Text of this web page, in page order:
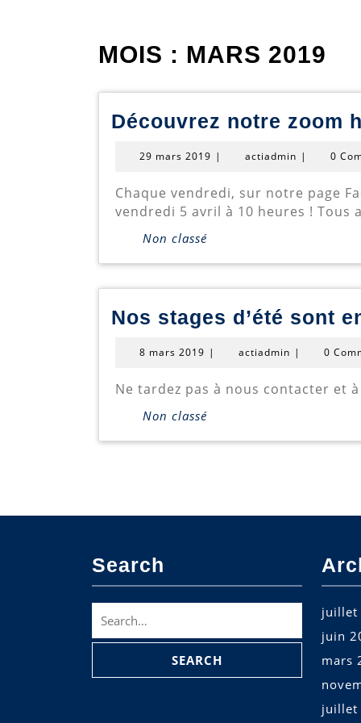
MOIS : MARS 2019
Découvrez notre zoom
29 mars 2019 29
2019
| actiadmin actiadmin
| 0
Chaque vendredi, sur notre page Facebook, découvrez les facettes de l’un de nos stages d’été. Premier rendez-vous le
vendredi 5 avril à 10 heures ! Tous
Non classé
Nos stages d’été sont
8 mars 2019
2019
| actiadmin actiadmin
| 0
Ne tardez pas à nous contacter
Non classé
Search
for:
juillet
juin
mars
juillet